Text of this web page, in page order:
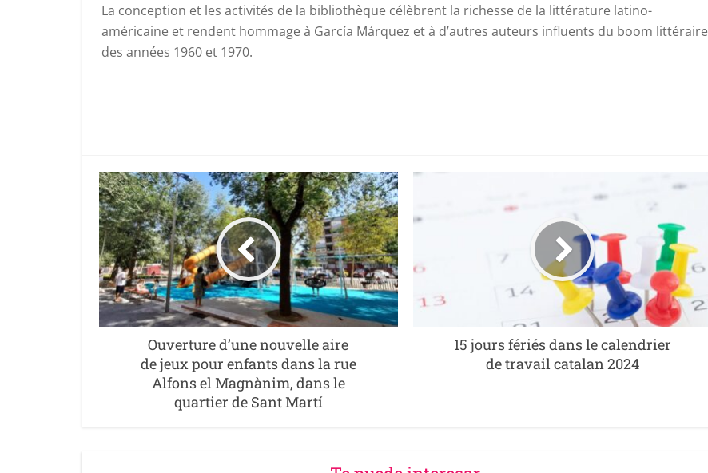
La conception et les activités de la bibliothèque célèbrent la richesse de la littérature latino-
américaine et rendent hommage à García Márquez et à d’autres auteurs influents du boom littéraire
des années 1960 et 1970.
Ouverture d’une nouvelle aire
de jeux pour enfants dans la rue
Alfons el Magnànim, dans le
quartier de Sant Martí
15 jours fériés dans le calendrier
de travail catalan 2024